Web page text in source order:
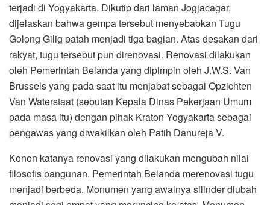
terjadi di Yogyakarta. Dikutip dari laman Jogjacagar,
dijelaskan bahwa gempa tersebut menyebabkan Tugu
Golong Gilig patah menjadi tiga bagian. Atas desakan dari
rakyat, tugu tersebut pun direnovasi. Renovasi dilakukan
oleh Pemerintah Belanda yang dipimpin oleh J.W.S. Van
Brussels yang pada saat itu menjabat sebagai Opzichten
Van Waterstaat (sebutan Kepala Dinas Pekerjaan Umum
pada masa itu) dengan pihak Kraton Yogyakarta sebagai
pengawas yang diwakilkan oleh Patih Danureja V.
Konon katanya renovasi yang dilakukan mengubah nilai
filosofis bangunan. Pemerintah Belanda merenovasi tugu
menjadi berbeda. Monumen yang awalnya silinder diubah